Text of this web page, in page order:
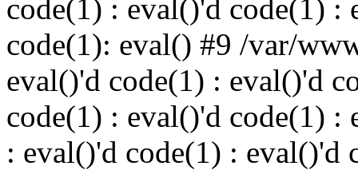
code(1) : eval()'d code(1) :
code(1): eval() #9 /var/
eval()'d code(1) : eval()'d
code(1) : eval()'d code(1) :
: eval()'d code(1) : eval()'d